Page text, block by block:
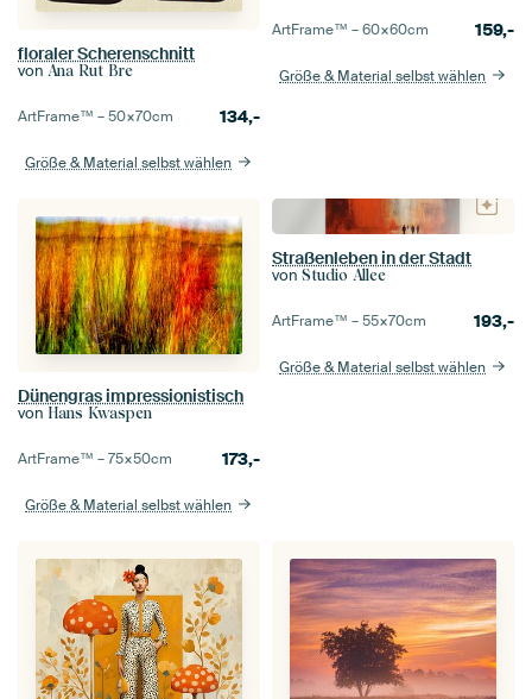
floraler Scherenschnitt
von Ana Rut Bre
ArtFrame™ –50×70cm 134,-
Größe & Material selbst wählen
ArtFrame™ –60×60cm 159,-
Größe & Material selbst wählen
Dünengras impressionistisch
von Hans Kwaspen
ArtFrame™ –75×50cm 173,-
Größe & Material selbst wählen
Straßenleben in der Stadt
von Studio Allee
ArtFrame™ –55×70cm 193,-
Größe & Material selbst wählen